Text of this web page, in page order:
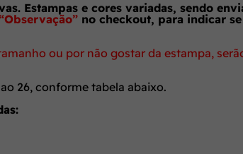
Estampas e cores variadas, sendo
no checkout, para indicar
ou por não gostar da estampa,
26, conforme tabela abaixo.